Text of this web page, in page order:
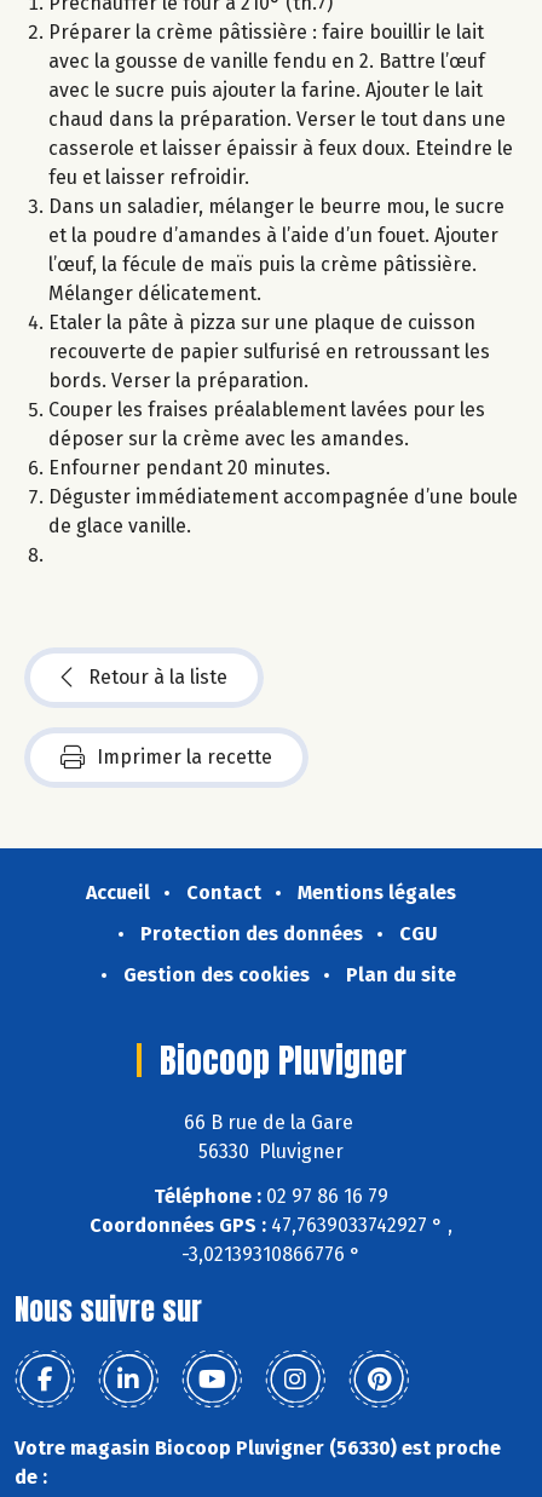
Préparer la crème pâtissière : faire bouillir le lait
avec la gousse de vanille fendu en 2. Battre l’œuf
avec le sucre puis ajouter la farine. Ajouter le lait
chaud dans la préparation. Verser le tout dans une
casserole et laisser épaissir à feux doux. Eteindre le
feu et laisser refroidir.
Dans un saladier, mélanger le beurre mou, le sucre
et la poudre d’amandes à l’aide d’un fouet. Ajouter
l’œuf, la fécule de maïs puis la crème pâtissière.
Mélanger délicatement.
Etaler la pâte à pizza sur une plaque de cuisson
recouverte de papier sulfurisé en retroussant les
bords. Verser la préparation.
Couper les fraises préalablement lavées pour les
déposer sur la crème avec les amandes.
Enfourner pendant 20 minutes.
Déguster immédiatement accompagnée d’une boule
de glace vanille.
Retour à la liste
Imprimer la recette
Accueil Contact
Mentions légales
Protection des données
CGU
Gestion des cookies
Plan du site
Biocoop Pluvigner
66 B rue de la Gare
56330 Pluvigner
Téléphone : 02 97 86 16 79
Coordonnées GPS : 47,7639033742927 ° ,
-3,02139310866776 °
Nous suivre sur
Votre magasin Biocoop Pluvigner (56330) est proche
de :